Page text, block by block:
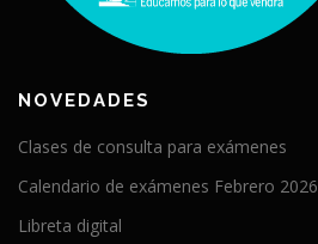
NOVEDADES
Clases de consulta para exámenes
Calendario de exámenes Febrero 2026
Libreta digital